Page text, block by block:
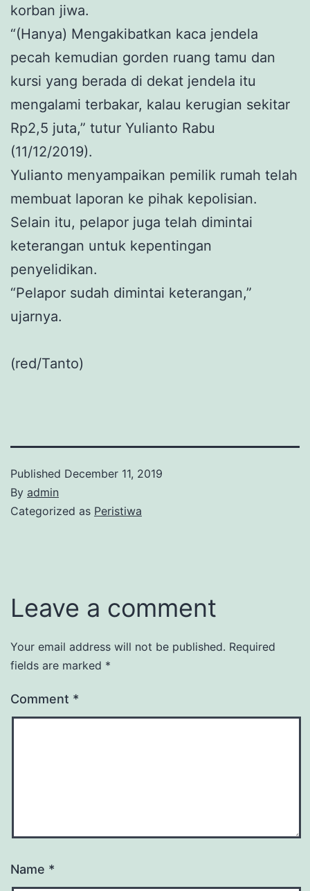
korban jiwa.
“(Hanya) Mengakibatkan kaca jendela
pecah kemudian gorden ruang tamu dan
kursi yang berada di dekat jendela itu
mengalami terbakar, kalau kerugian sekitar
Rp2,5 juta,” tutur Yulianto Rabu
(11/12/2019).
Yulianto menyampaikan pemilik rumah telah
membuat laporan ke pihak kepolisian.
Selain itu, pelapor juga telah dimintai
keterangan untuk kepentingan
penyelidikan.
“Pelapor sudah dimintai keterangan,”
ujarnya.
(red/Tanto)
Published December 11, 2019
By admin
Categorized as Peristiwa
Leave a comment
Your email address will not be published. Required
fields are marked *
Comment *
Name *